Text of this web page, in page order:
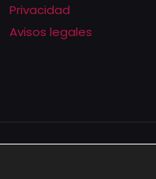
Privacidad
Avisos legales
© 2022 AllstarSpain | All